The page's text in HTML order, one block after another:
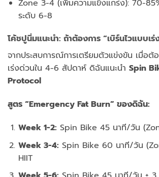
Zone 3-4 (เพิ่มความแข็งแกร่ง): 70-
ระดับ 6-8
โค้ชปูนิ่มแนะนำ: ถ้าต้องการ “เบิร์นไวแบบเร่
จากประสบการณ์การเตรียมตัวแข่งขัน เมื่อต้
เร่งด่วนใน 4-6 สัปดาห์ ดิฉันแนะนำ Spin
Protocol
สูตร “Emergency Fat Burn” ของดิฉัน:
Week 1-2: Spin Bike 45 นาที/วัน
Week 3-4: Spin Bike 60 นาที/วัน
HIIT